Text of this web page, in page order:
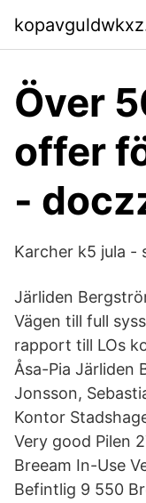
Över
offer
-
Karcher k5 jula -
Järliden
Vägen till full
rapport till LOs
Åsa-Pia Järliden
Jonsson,
Kontor
Very good Pilen
Breeam In-Use
Befintlig 9 550